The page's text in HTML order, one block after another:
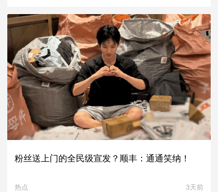
粉丝送上门的全民级宣发？顺丰：通通笑纳！
热点 3天前